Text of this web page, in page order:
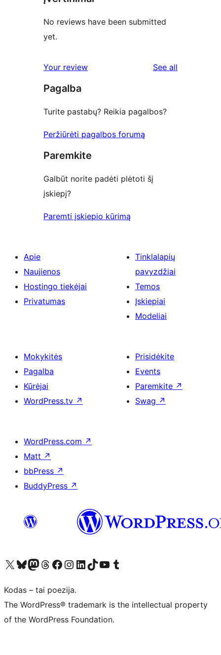
No reviews have been submitted
yet.
Your review See all
Pagalba
Turite pastabų? Reikia pagalbos?
Peržiūrėti pagalbos forumą
Paremkite
Galbūt norite padėti plėtoti šį
įskiepį?
Paremti įskiepio kūrimą
Apie
Naujienos
Hostingo tiekėjai
Privatumas
Tinklalapių
pavyzdžiai
Temos
Įskiepiai
Modeliai
Mokykitės
Pagalba
Kūrėjai
WordPress.tv ↗
Prisidėkite
Events
Paremkite ↗
Swag ↗
WordPress.com ↗
Matt ↗
bbPress ↗
BuddyPress ↗
Visit our X (formerly Twitter) account
Apsilankykite mūsų Bluesky paskyroje
Visit our Mastodon account
Apsilankykite mūsų Threads paskyroje
Visit our Facebook page
Visit our Instagram account
Visit our LinkedIn account
Apsilankykite mūsų TikTok paskyroje
Visit our YouTube channel
Apsilankykite mūsų Tumblr paskyroje
Kodas – tai poezija.
The WordPress® trademark is the intellectual property
of the WordPress Foundation.